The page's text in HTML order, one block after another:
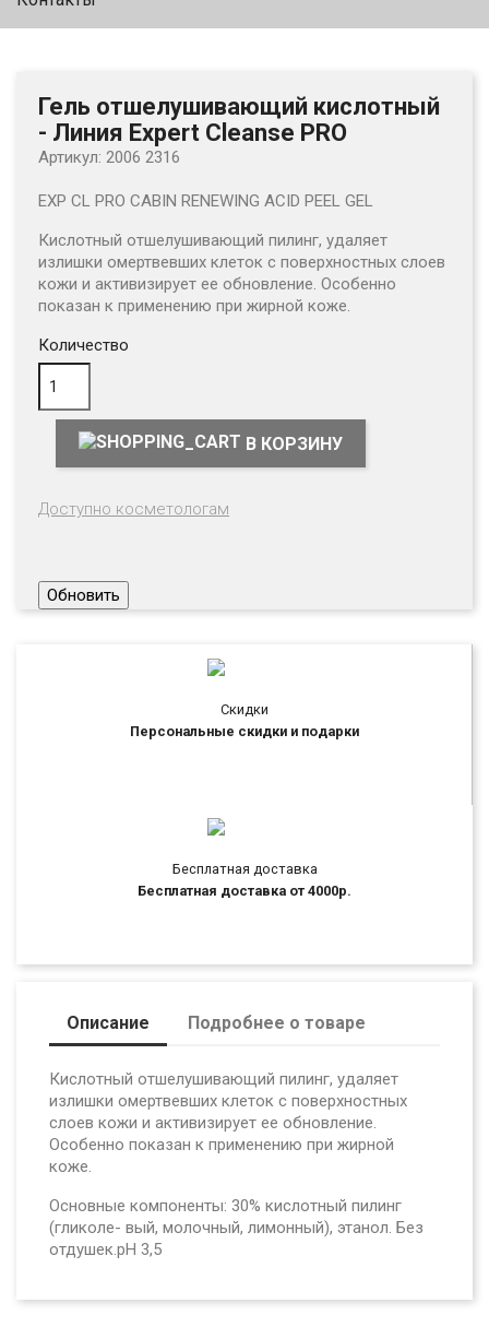
Гель отшелушивающий кислотный
- Линия Expert Cleanse PRO
Артикул: 2006 2316
EXP CL PRO CABIN RENEWING ACID PEEL GEL
Кислотный отшелушивающий пилинг, удаляет
излишки омертвевших клеток с поверхностных слоев
кожи и активизирует ее обновление. Особенно
показан к применению при жирной коже.
Количество
В КОРЗИНУ
Доступно косметологам
Скидки
Персональные скидки и подарки
Бесплатная доставка
Бесплатная доставка от 4000р.
Описание Подробнее о товаре
Кислотный отшелушивающий пилинг, удаляет
излишки омертвевших клеток с поверхностных
слоев кожи и активизирует ее обновление.
Особенно показан к применению при жирной
коже.
Основные компоненты: 30% кислотный пилинг
(гликоле- вый, молочный, лимонный), этанол. Без
отдушек.pH 3,5